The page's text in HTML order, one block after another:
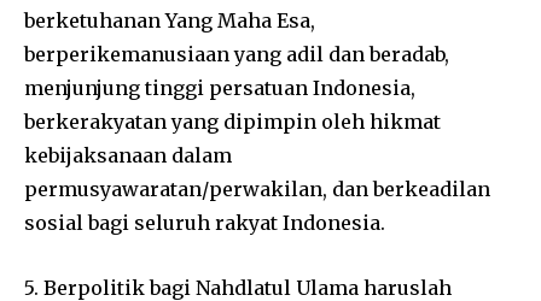
berketuhanan Yang Maha Esa,
berperikemanusiaan yang adil dan beradab,
menjunjung tinggi persatuan Indonesia,
berkerakyatan yang dipimpin oleh hikmat
kebijaksanaan dalam
permusyawaratan/perwakilan, dan berkeadilan
sosial bagi seluruh rakyat Indonesia.
5. Berpolitik bagi Nahdlatul Ulama haruslah